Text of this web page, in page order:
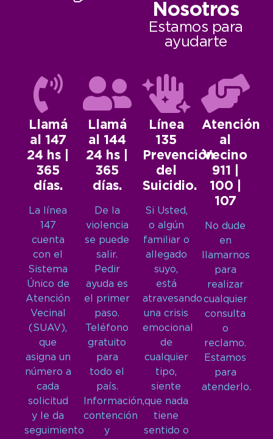
Nosotros
Estamos para
ayudarte
Llamá
al 147
24 hs |
365
días.
La línea
147
cuenta
con el
Sistema
Único de
Atención
Vecinal
(SUAV),
que
asigna un
número a
cada
solicitud
y le da
seguimiento
Llamá
al 144
24 hs |
365
días.
De la
violencia
se puede
salir.
Pedir
ayuda es
el primer
paso.
Teléfono
gratuito
para
todo el
país.
Información,
contención
y
Línea
135
Prevención
del
Suicidio.
Si Usted,
o algún
familiar o
allegado
suyo,
está
atravesando
una crisis
emocional
de
cualquier
tipo,
siente
que nada
tiene
sentido o
Atención
al
Vecino
911 |
100 |
107
No dude
en
llamarnos
para
realizar
cualquier
consulta
o
reclamo.
Estamos
para
atenderlo.